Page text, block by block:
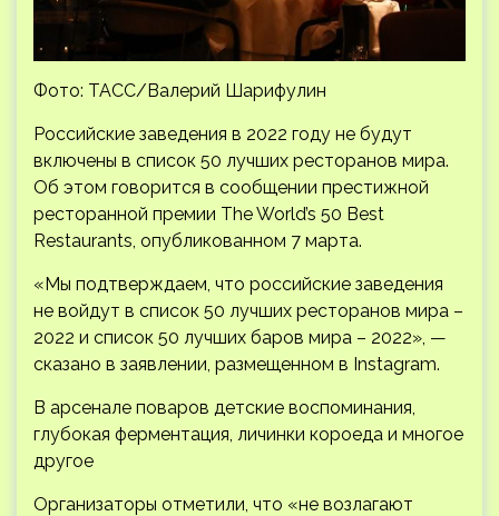
Фото: ТАСС/Валерий Шарифулин
Российские заведения в 2022 году не будут
включены в список 50 лучших ресторанов мира.
Об этом говорится в сообщении престижной
ресторанной премии The World’s 50 Best
Restaurants, опубликованном 7 марта.
«Мы подтверждаем, что российские заведения
не войдут в список 50 лучших ресторанов мира –
2022 и список 50 лучших баров мира – 2022», —
сказано в заявлении, размещенном в Instagram.
В арсенале поваров детские воспоминания,
глубокая ферментация, личинки короеда и многое
другое
Организаторы отметили, что «не возлагают